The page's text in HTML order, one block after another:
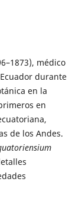
médico
durante
en la
en
de los Andes.